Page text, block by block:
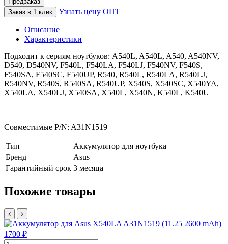
Заказ в 1 клик
Узнать цену ОПТ
Описание
Характеристики
Подходит к сериям ноутбуков: A540L, A540L, A540, A540NV,
D540, D540NV, F540L, F540LA, F540LJ, F540NV, F540S,
F540SA, F540SC, F540UP, R540, R540L, R540LA, R540LJ,
R540NV, R540S, R540SA, R540UP, X540S, X540SC, X540YA,
X540LA, X540LJ, X540SA, X540L, X540N, K540L, K540U
Совместимые P/N: A31N1519
Тип
Аккумулятор для ноутбука
Бренд
Asus
Гарантийный срок 3 месяца
Похожие товары
1700 ₽